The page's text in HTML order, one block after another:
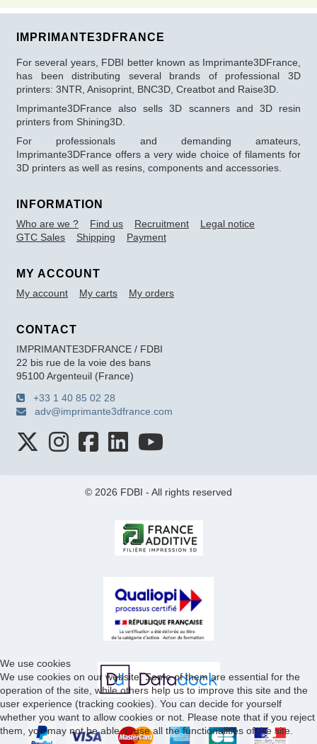
IMPRIMANTE3DFRANCE
For several years, FDBI better known as Imprimante3DFrance,
has been distributing several brands of professional 3D
printers: 3NTR, Anisoprint, BNC3D, Creatbot and Raise3D.
Imprimante3DFrance also sells 3D scanners and 3D resin
printers from Shining3D.
For professionals and demanding amateurs,
Imprimante3DFrance offers a very wide choice of filaments for
3D printers as well as resins, components and accessories.
INFORMATION
Who are we ? Find us Recruitment
Legal notice
GTC Sales
Shipping Payment
MY ACCOUNT
My account My carts My orders
CONTACT
IMPRIMANTE3DFRANCE / FDBI
22 bis rue de la voie des bans
95100 Argenteuil (France)
+33 1 40 85 02 28
adv@imprimante3dfrance.com
© 2026 FDBI - All rights reserved
We use cookies
We use cookies on our website. Some of them are essential for the
operation of the site, while others help us to improve this site and the
user experience (tracking cookies). You can decide for yourself
whether you want to allow cookies or not. Please note that if you reject
them, you may not be able to use all the functionalities of the site.